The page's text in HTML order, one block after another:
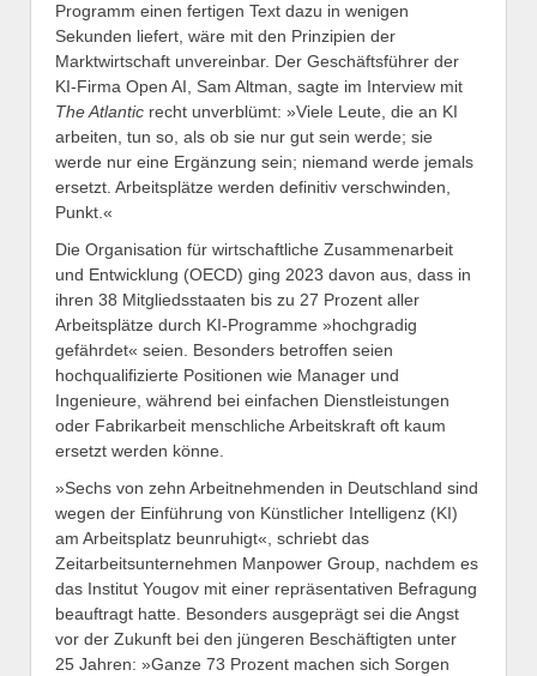
Programm einen fertigen Text dazu in wenigen
Sekunden liefert, wäre mit den Prinzipien der
Marktwirtschaft unvereinbar. Der Geschäftsführer der
KI-Firma Open AI, Sam Altman, sagte im Interview mit
The Atlantic recht unverblümt: »Viele Leute, die an KI
arbeiten, tun so, als ob sie nur gut sein werde; sie
werde nur eine Ergänzung sein; niemand werde jemals
ersetzt. Arbeitsplätze werden definitiv verschwinden,
Punkt.«
Die Organisation für wirtschaftliche Zusammenarbeit
und Entwicklung (OECD) ging 2023 davon aus, dass in
ihren 38 Mitgliedsstaaten bis zu 27 Prozent aller
Arbeitsplätze durch KI-Programme »hochgradig
gefährdet« seien. Besonders betroffen seien
hochqualifizierte Positionen wie Manager und
Ingenieure, während bei einfachen Dienstleistungen
oder Fabrikarbeit menschliche Arbeitskraft oft kaum
ersetzt werden könne.
»Sechs von zehn Arbeitnehmenden in Deutschland sind
wegen der Einführung von Künstlicher Intelligenz (KI)
am Arbeitsplatz beunruhigt«, schriebt das
Zeitarbeitsunternehmen Manpower Group, nachdem es
das Institut Yougov mit einer repräsentativen Befragung
beauftragt hatte. Besonders ausgeprägt sei die Angst
vor der Zukunft bei den jüngeren Beschäftigten unter
25 Jahren: »Ganze 73 Prozent machen sich Sorgen